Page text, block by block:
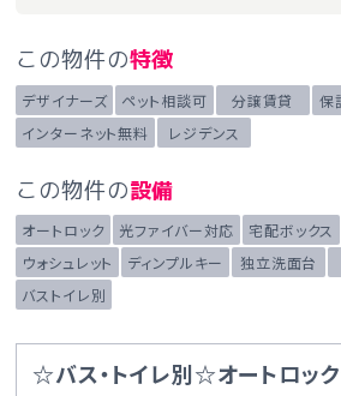
この物件の特徴
デザイナーズ ペット相談可 分譲賃貸
保
インターネット無料
レジデンス
この物件の設備
オートロック 光ファイバー対応 宅配ボックス
ウォシュレット
ディンプルキー 独立洗面台
バストイレ別
☆バス・トイレ別☆オートロッ